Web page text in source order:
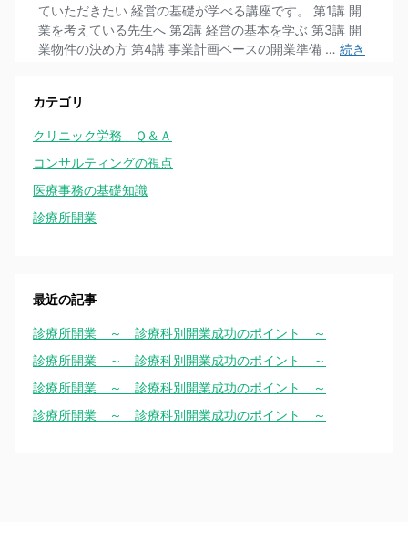
カテゴリ
クリニック労務 Ｑ＆Ａ
コンサルティングの視点
医療事務の基礎知識
診療所開業
最近の記事
診療所開業 ～ 診療科別開業成功のポイント ～
診療所開業 ～ 診療科別開業成功のポイント ～
診療所開業 ～ 診療科別開業成功のポイント ～
診療所開業 ～ 診療科別開業成功のポイント ～